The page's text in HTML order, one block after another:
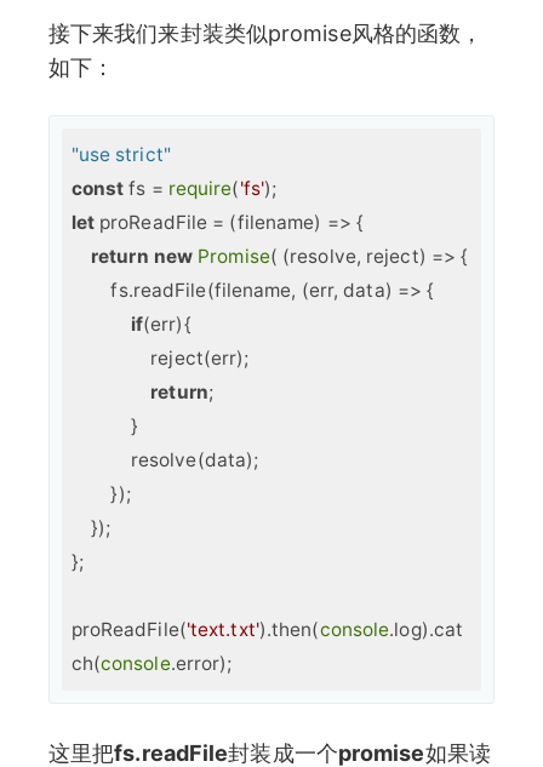
接下来我们来封装类似promise风格的函数，
如下：
"use strict"
const fs = require('fs'
let proReadFile = (filename) => {
return new Promise( (resolve, reject) => {
        fs.readFile(filename, (err, data) => {
if(err){
return;
        });
    });
};
proReadFile('text.txt').then(console.log).cat
ch(console
这里把fs.readFile封装成一个promise如果读